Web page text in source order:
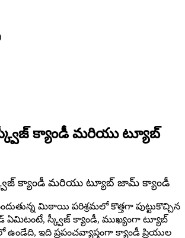
క్యాండీ మరియు ట్యూబ్
క్యాండీ మరియు ట్యూబ్ జామ్ క్యాండీ
మిఠాయి పరిశ్రమలో కొత్తగా పుట్టుకొచ్చిన
ఏమిటంటే, స్క్వీజ్ క్యాండీ, ముఖ్యంగా ట్యూబ్
ఇది ప్రపంచవ్యాప్తంగా క్యాండీ ప్రియుల